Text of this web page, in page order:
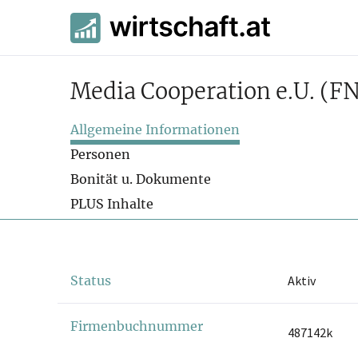
Media Cooperation e.U.
Allgemeine Informationen
Personen
Bonität u. Dokumente
PLUS Inhalte
Status Aktiv
Firmenbuchnummer 487142k